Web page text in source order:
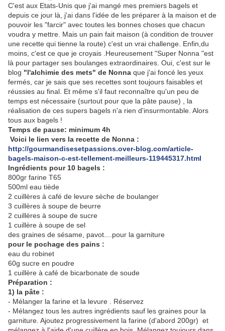
C'est aux Etats-Unis que j'ai mangé mes premiers bagels et
depuis ce jour là, j'ai dans l'idée de les préparer à la maison et de
pouvoir les "farcir" avec toutes les bonnes choses que chacun
voudra y mettre. Mais un pain fait maison (à condition de trouver
une recette qui tienne la route) c'est un vrai challenge. Enfin,du
moins, c'est ce que je croyais .Heureusement "Super Nonna "est
là pour partager ses boulanges extraordinaires. Oui, c'est sur le
blog "l'alchimie des mets" de Nonna que j'ai foncé les yeux
fermés, car je sais que ses recettes sont toujours faisables et
réussies au final. Et même s'il faut reconnaître qu'un peu de
temps est nécessaire (surtout pour que la pâte pause) , la
réalisation de ces supers bagels n'a rien d'insurmontable. Alors
tous aux bagels !
Temps de pause: minimum 4h
Voici le lien vers la recette de Nonna :
http://gourmandisesetpassions.over-blog.com/article-
bagels-maison-c-est-tellement-meilleurs-119445317.html
Ingrédients pour 10 bagels :
800gr farine T65
500ml eau tiède
2 cuillères à café de levure sèche de boulanger
3 cuillères à soupe de beurre
2 cuillères à soupe de sucre
1 cuillère à soupe de sel
des graines de sésame, pavot....pour la garniture
pour le pochage des pains :
eau du robinet
60g sucre en poudre
1 cuillère à café de bicarbonate de soude
Préparation :
1) la pâte :
- Mélanger la farine et la levure . Réservez
- Mélangez tous les autres ingrédients sauf les graines pour la
garniture. Ajoutez progressivement la farine (d'abord 200gr) et